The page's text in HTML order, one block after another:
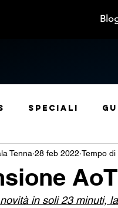
Speciali
Leak Rubriche
Sconti
Tenna 28 feb 2022 Tempo di
in soli 23 minuti,